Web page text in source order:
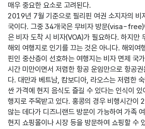
매우 중요한 요소로 고려된다.
2019년 7월 기준으로 필리핀 여권 소지자의 비
국이다. 그중 34개국은 무비자 방문(visa-
은 비자 도착 시 비자(VOA)가 필요하다. 하지만
해외 여행지로 인기를 끄는 것은 아니다. 해외여
핀인 중산층이 선호하는 여행지는 비자 면제 국
시간 미만이면서 저렴한 항공 운임만으로 항공
다. 대만과 베트남, 캄보디아, 라오스는 저렴한
싼 가격에 현지 음식도 즐길 수 있다는 인식이
행지로 주목받고 있다. 홍콩의 경우 비행시간이
않는 데다가 디즈니랜드 방문이 가능하여 가족
현지 쇼핑몰이나 시장 등을 방문하여 쇼핑할 수